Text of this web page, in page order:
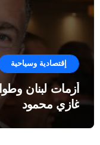
إقتصادية وسياحية
أزمات لبنان
غازي محمود